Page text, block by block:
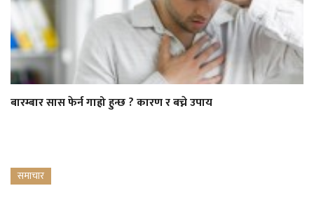
बारम्बार सास फेर्न गाह्रो हुन्छ ? कारण र बच्ने उपाय
समाचार